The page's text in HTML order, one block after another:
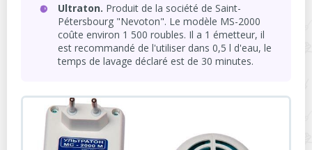
Ultraton. Produit de la société de Saint-
Pétersbourg "Nevoton". Le modèle MS-2000
coûte environ 1 500 roubles. Il a 1 émetteur, il
est recommandé de l'utiliser dans 0,5 l d'eau, le
temps de lavage déclaré est de 30 minutes.